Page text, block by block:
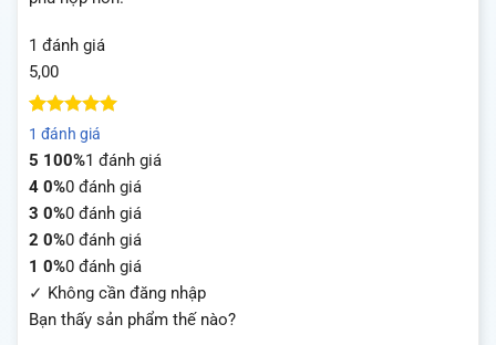
1 đánh giá
5,00
5 trên 5
dựa trên
1
đánh giá
1 đánh giá
5 100%1 đánh giá
4 0%0 đánh giá
3 0%0 đánh giá
2 0%0 đánh giá
1 0%0 đánh giá
✓ Không cần đăng nhập
Bạn thấy sản phẩm thế nào?